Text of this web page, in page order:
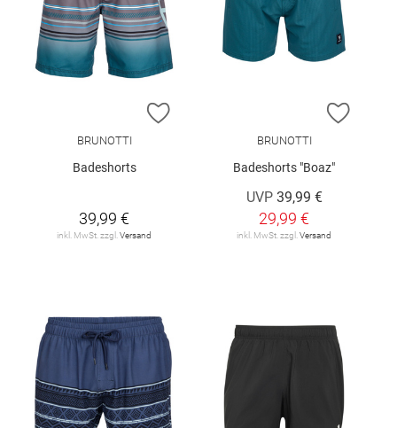
ZUR WUNSCHLISTE HINZUFÜGEN
BRUNOTTI
Badeshorts
39,99 €
inkl. MwSt. zzgl. Versand
ZUR
BRUNOTTI
Badeshorts "Boaz"
UVP 39,99 €
29,99 €
inkl. MwSt. zzgl. Versand